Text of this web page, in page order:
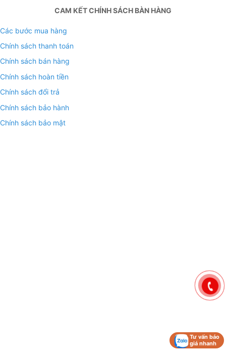
CAM KẾT CHÍNH SÁCH BÀN HÀNG
Các bước mua hàng
Chính sách thanh toán
Chính sách bán hàng
Chính sách hoàn tiền
Chính sách đổi trả
Chính sách bảo hành
Chính sách bảo mật
Tư vấn báo
giá nhanh